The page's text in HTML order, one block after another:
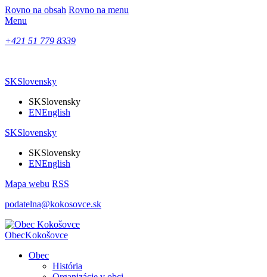
Rovno na obsah Rovno na menu
Menu
+421 51 779 8339
SKSlovensky
SKSlovensky
ENEnglish
SKSlovensky
SKSlovensky
ENEnglish
Mapa webu RSS
podatelna@kokosovce.sk
ObecKokošovce
Obec
História